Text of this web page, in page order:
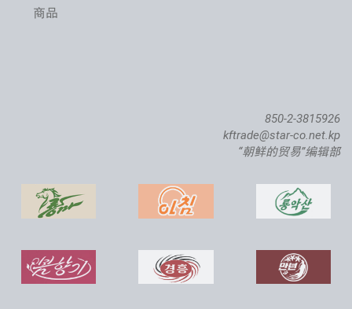
稷下大西洋鲑种鱼场竣工仪式举行
商品
850-2-3815926
kftrade@star-co.net.kp
“朝鲜的贸易”编辑部